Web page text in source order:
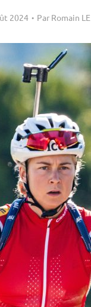
2024 Par Romain